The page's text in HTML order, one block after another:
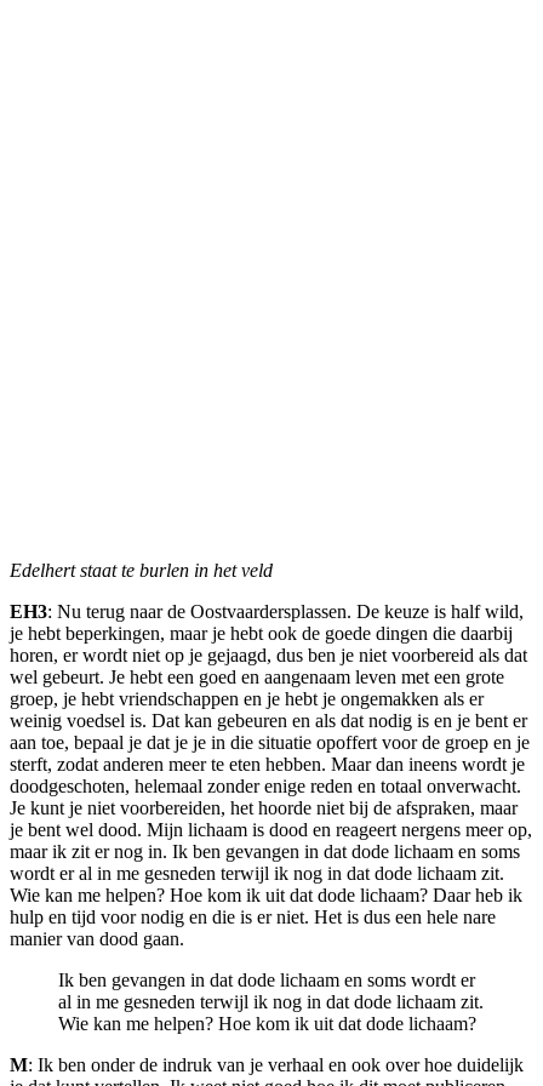
Edelhert staat te burlen in het veld
EH3: Nu terug naar de Oostvaardersplassen. De keuze is half wild,
je hebt beperkingen, maar je hebt ook de goede dingen die daarbij
horen, er wordt niet op je gejaagd, dus ben je niet voorbereid als dat
wel gebeurt. Je hebt een goed en aangenaam leven met een grote
groep, je hebt vriendschappen en je hebt je ongemakken als er
weinig voedsel is. Dat kan gebeuren en als dat nodig is en je bent er
aan toe, bepaal je dat je je in die situatie opoffert voor de groep en je
sterft, zodat anderen meer te eten hebben. Maar dan ineens wordt je
doodgeschoten, helemaal zonder enige reden en totaal onverwacht.
Je kunt je niet voorbereiden, het hoorde niet bij de afspraken, maar
je bent wel dood. Mijn lichaam is dood en reageert nergens meer op,
maar ik zit er nog in. Ik ben gevangen in dat dode lichaam en soms
wordt er al in me gesneden terwijl ik nog in dat dode lichaam zit.
Wie kan me helpen? Hoe kom ik uit dat dode lichaam? Daar heb ik
hulp en tijd voor nodig en die is er niet. Het is dus een hele nare
manier van dood gaan.
Ik ben gevangen in dat dode lichaam en soms wordt er
al in me gesneden terwijl ik nog in dat dode lichaam zit.
Wie kan me helpen? Hoe kom ik uit dat dode lichaam?
M: Ik ben onder de indruk van je verhaal en ook over hoe duidelijk